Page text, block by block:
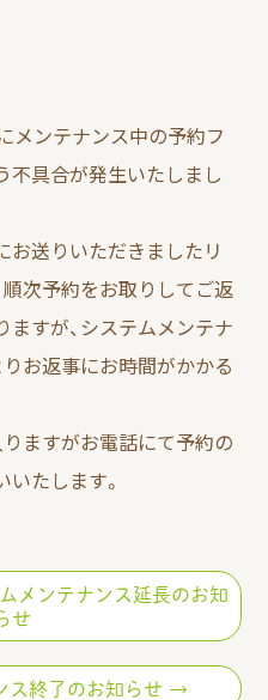
メンテナンス中の予約フ
不具合が発生いたしまし
お送りいただきましたリ
次予約をお取りしてご返
すが、システムメンテナ
お返事にお時間がかかる
ますがお電話にて予約の
たします。
メンテナンス延長のお知
せ
ス終了のお知らせ